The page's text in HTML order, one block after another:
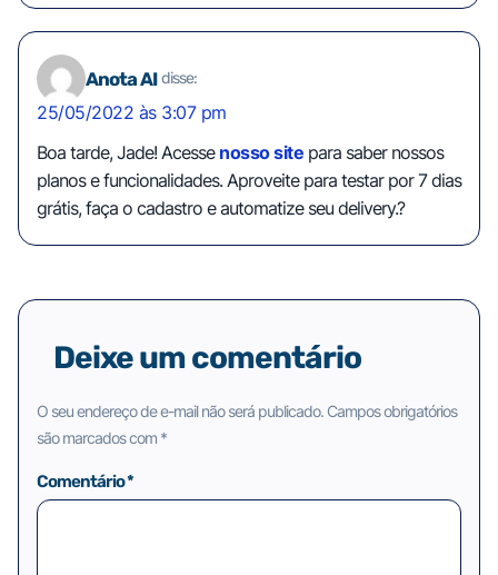
Anota AI disse:
25/05/2022 às 3:07 pm
Boa tarde, Jade! Acesse nosso site para saber nossos
planos e funcionalidades. Aproveite para testar por 7 dias
grátis, faça o cadastro e automatize seu delivery.?
Deixe um comentário
O seu endereço de e-mail não será publicado. Campos obrigatórios
são marcados com *
Comentário*